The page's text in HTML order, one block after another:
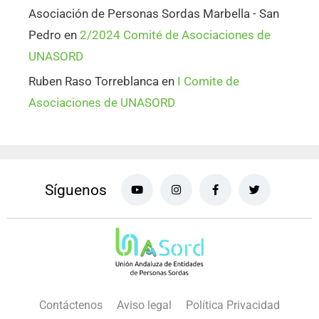
Asociación de Personas Sordas Marbella - San
Pedro en 2/2024 Comité de Asociaciones de
UNASORD
Ruben Raso Torreblanca en I Comite de
Asociaciones de UNASORD
Síguenos
Contáctenos Aviso legal Política Privacidad